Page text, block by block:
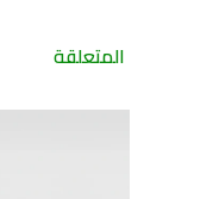
المتعلقة